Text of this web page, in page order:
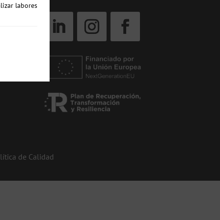
de Calidad
labores